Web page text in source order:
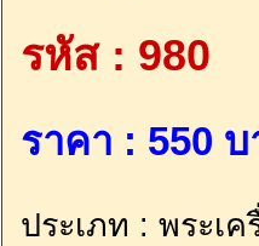
รหัส : 980
ราคา : 550
ประเภท : พระเ